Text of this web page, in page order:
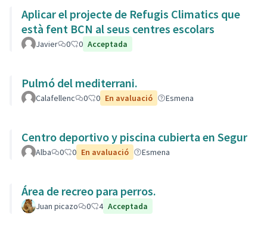
Aplicar el projecte de Refugis Climatics que
està fent BCN al seus centres escolars
Javier 0 0 Acceptada
Pulmó del mediterrani.
Calafellenc 0 0 En avaluació Esmena
Centro deportivo y piscina cubierta en Segur
Alba 0 0 En avaluació Esmena
Área de recreo para perros.
Juan picazo 0 4 Acceptada